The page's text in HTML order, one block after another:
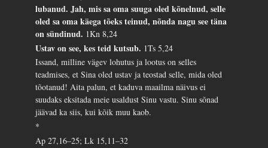
lubanud. Jah, mis sa oma suuga oled kõnelnud, selle
oled sa oma käega tõeks teinud, nõnda nagu see täna
on sündinud. 1Kn 8,24
Ustav on see, kes teid kutsub. 1Ts 5,24
Issand, milline vägev lohutus ja lootus on selles
teadmises, et Sina oled ustav ja teostad selle, mida oled
tõotanud! Aita palun, et kaduva maailma näivus ei
suudaks eksitada meie usaldust Sinu vastu. Sinu sõnad
jäävad ka siis, kui kõik muu kaob.
*
Ap 27,16–25; Lk 15,11–32